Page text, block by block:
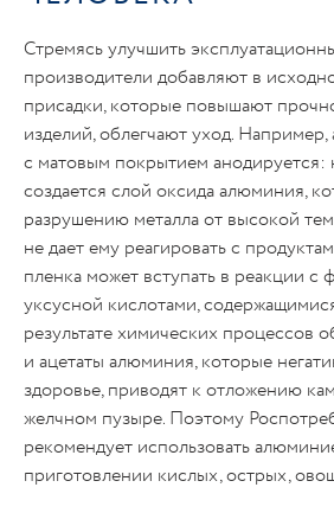
Стремясь улучшить
производители добавляют в
присадки, которые повышают
изделий, облегчают уход.
с матовым покрытием анодируется:
создается слой оксида алюминия,
разрушению металла от высокой
не дает ему реагировать с
пленка может вступать в реакции
уксусной кислотами,
результате химических процессов
и ацетаты алюминия, которые
здоровье, приводят к отложению
желчном пузыре. Поэтому
рекомендует использовать
приготовлении кислых, острых,